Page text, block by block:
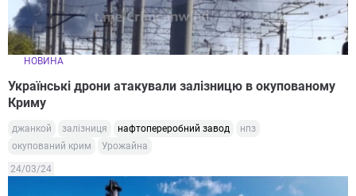
НОВИНА
Українські дрони атакували залізницю в окупованому
Криму
джанкой залізниця нафтопереробний завод
нпз
окупований крим
Урожайна
24/03/24